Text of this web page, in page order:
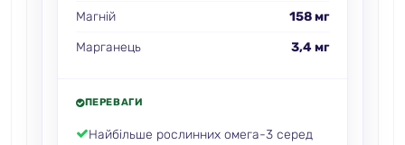
Магній
158 мг
Марганець
3,4 мг
ПЕРЕВАГИ
Найбільше рослинних омега-3 серед